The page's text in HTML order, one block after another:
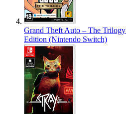
Grand Theft Auto – The
Edition (Nintendo Switch)